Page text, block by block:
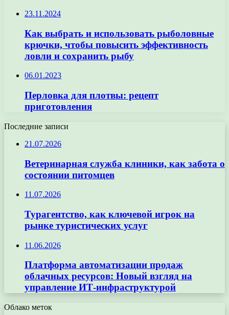
23.11.2024
Как выбрать и использовать рыболовные
крючки, чтобы повысить эффективность
ловли и сохранить рыбу
06.01.2023
Перловка для плотвы: рецепт
приготовления
Последние записи
21.07.2026
Ветеринарная служба клиники, как забота о
состоянии питомцев
11.07.2026
Турагентство, как ключевой игрок на
рынке туристических услуг
11.06.2026
Платформа автоматизации продаж
облачных ресурсов: Новый взгляд на
управление ИТ-инфраструктурой
Облако меток